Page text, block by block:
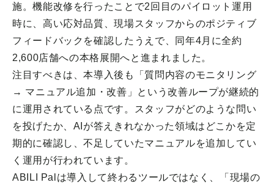
施。機能改修を行ったことで2回目のパイロット運用
時に、高い応対品質、現場スタッフからのポジティブ
フィードバックを確認したうえで、同年4月に全約
2,600店舗への本格展開へと進まれました。
注目すべきは、本導入後も「質問内容のモニタリング
→ マニュアル追加・改善」という改善ループが継続的
に運用されている点です。スタッフがどのような問い
を投げたか、AIが答えきれなかった領域はどこかを定
期的に確認し、不足していたマニュアルを追加してい
く運用が行われています。
ABILI Palは導入して終わるツールではなく、「現場の